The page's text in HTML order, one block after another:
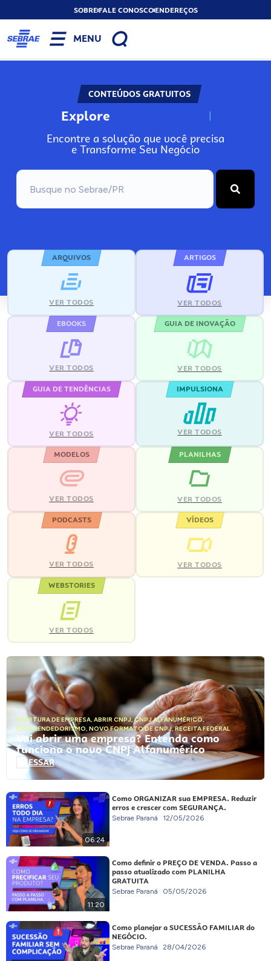
SOBREFALE CONOSCOENDEREÇOS
MENU
CONTEÚDOS GRATUITOS
Explore N
Encontre a solução que você precisa
e Transforme Seu Negócio
ARQUIVOS
VER TODOS
ARTIGOS
VER TODOS
EBOOKS
VER TODOS
GUIA DE INOVAÇÃO
VER TODOS
GUIA DE TENDÊNCIAS
VER TODOS
IMPULSIONA
VER TODOS
MODELOS
VER TODOS
PLANILHAS
VER TODOS
PODCASTS
VER TODOS
VÍDEOS
VER TODOS
WEBSTORIES
VER TODOS
ABERTURA DE EMPRESA, ABRIR CNPJ,CNPJ ALFANUMÉRICO,
EMPREENDEDORISMO, NOVO FORMATO DE CNPJ,RECEITA FEDERAL
Vai abrir uma empresa? Entenda como
funciona o novo CNPJ Alfanumérico
ACESSAR
06:24
Como ORGANIZAR sua EMPRESA. Reduzir
erros e crescer com SEGURANÇA.
Sebrae Paraná 12/05/2026
11:20
Como definir o PREÇO DE VENDA. Passo a
passo atualizado com PLANILHA
GRATUITA
Sebrae Paraná 05/05/2026
Como planejar a SUCESSÃO FAMILIAR do
NEGÓCIO.
Sebrae Paraná 28/04/2026